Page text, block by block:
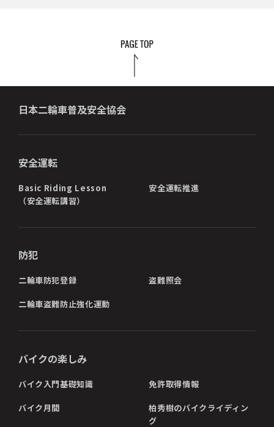
日本二輪車普及安全協会
安全運転
Basic Riding Lesson
（安全運転講習）
安全運転推進
防犯
二輪車防犯登録 盗難照会
二輪車盗難防止強化運動
バイクの楽しみ
バイク入門基礎知識 免許取得情報
バイク月間
柏秀樹のバイクライディン
グ